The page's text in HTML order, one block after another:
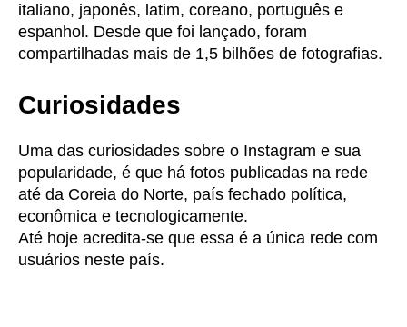
italiano, japonês, latim, coreano, português e
espanhol. Desde que foi lançado, foram
compartilhadas mais de 1,5 bilhões de fotografias.
Curiosidades
Uma das curiosidades sobre o Instagram e sua
popularidade, é que há fotos publicadas na rede
até da Coreia do Norte, país fechado política,
econômica e tecnologicamente.
Até hoje acredita-se que essa é a única rede com
usuários neste país.